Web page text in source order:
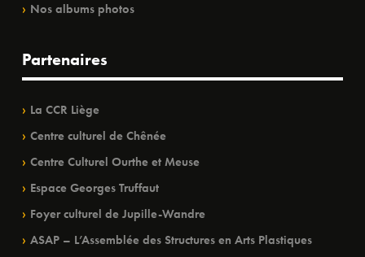
Nos albums photos
Partenaires
La CCR Liège
Centre culturel de Chênée
Centre Culturel Ourthe et Meuse
Espace Georges Truffaut
Foyer culturel de Jupille-Wandre
ASAP – L’Assemblée des Structures en Arts Plastiques